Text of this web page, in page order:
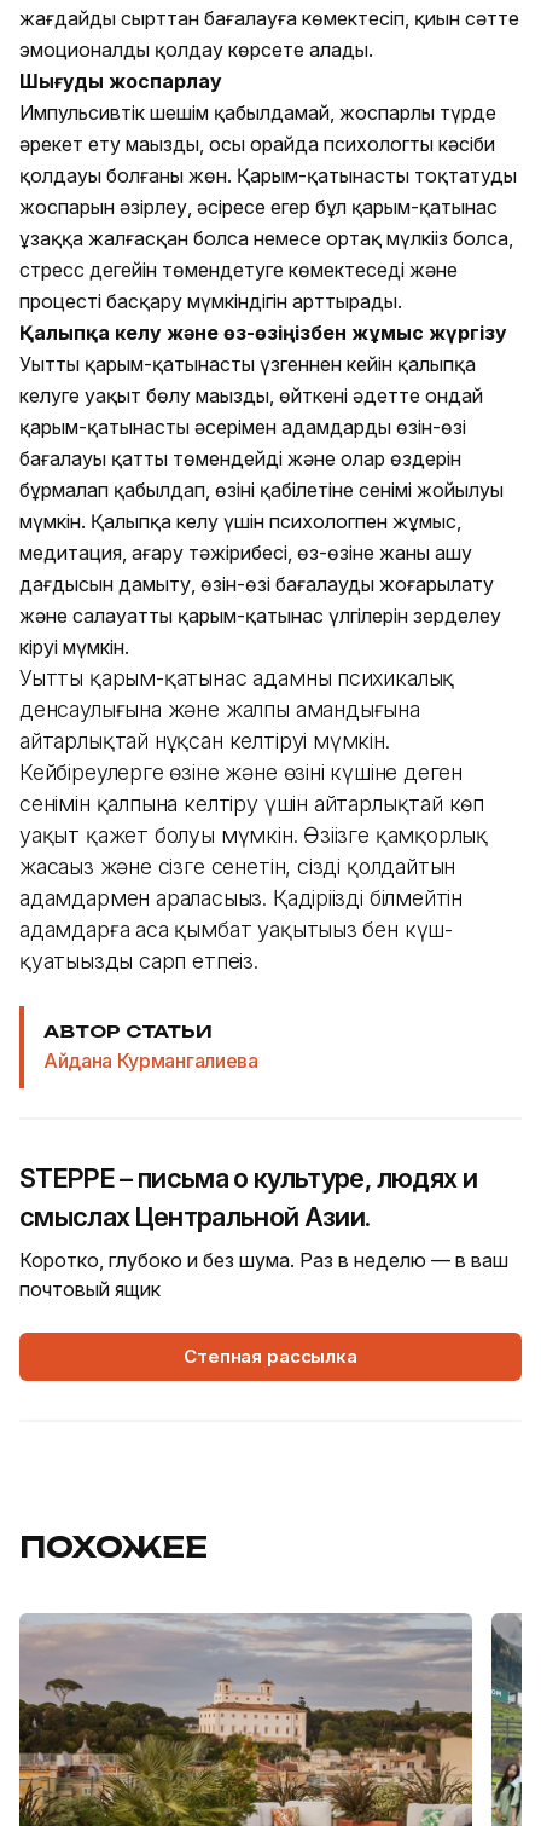
жағдайды сырттан бағалауға көмектесіп, қиын сәтте
эмоционалды қолдау көрсете алады.
Шығуды жоспарлау
Импульсивтік шешім қабылдамай, жоспарлы түрде
әрекет ету маңызды, осы орайда психологтың кәсіби
қолдауы болғаны жөн. Қарым-қатынасты тоқтатудың
жоспарын әзірлеу, әсіресе егер бұл қарым-қатынас
ұзаққа жалғасқан болса немесе ортақ мүлкіңіз болса,
стресс деңгейін төмендетуге көмектеседі және
процесті басқару мүмкіндігін арттырады.
Қалыпқа келу және өз-өзіңізбен жұмыс жүргізу
Уытты қарым-қатынасты үзгеннен кейін қалыпқа
келуге уақыт бөлу маңызды, өйткені әдетте ондай
қарым-қатынастың әсерімен адамдардың өзін-өзі
бағалауы қатты төмендейді және олар өздерін
бұрмалап қабылдап, өзінің қабілетіне сенімі жойылуы
мүмкін. Қалыпқа келу үшін психологпен жұмыс,
медитация, аңғару тәжірибесі, өз-өзіне жаны ашу
дағдысын дамыту, өзін-өзі бағалауды жоғарылату
және салауатты қарым-қатынас үлгілерін зерделеу
кіруі мүмкін.
Уытты қарым-қатынас адамның психикалық
денсаулығына және жалпы амандығына
айтарлықтай нұқсан келтіруі мүмкін.
Кейбіреулерге өзіне және өзінің күшіне деген
сенімін қалпына келтіру үшін айтарлықтай көп
уақыт қажет болуы мүмкін. Өзіңізге қамқорлық
жасаңыз және сізге сенетін, сізді қолдайтын
адамдармен араласыңыз. Қадіріңізді білмейтін
адамдарға аса қымбат уақытыңыз бен күш-
қуатыңызды сарп етпеңіз.
АВТОР СТАТЬИ
Айдана Курмангалиева
STEPPE – письма о культуре, людях и
смыслах Центральной Азии.
Коротко, глубоко и без шума. Раз в неделю — в ваш
почтовый ящик
Степная рассылка
ПОХОЖЕЕ